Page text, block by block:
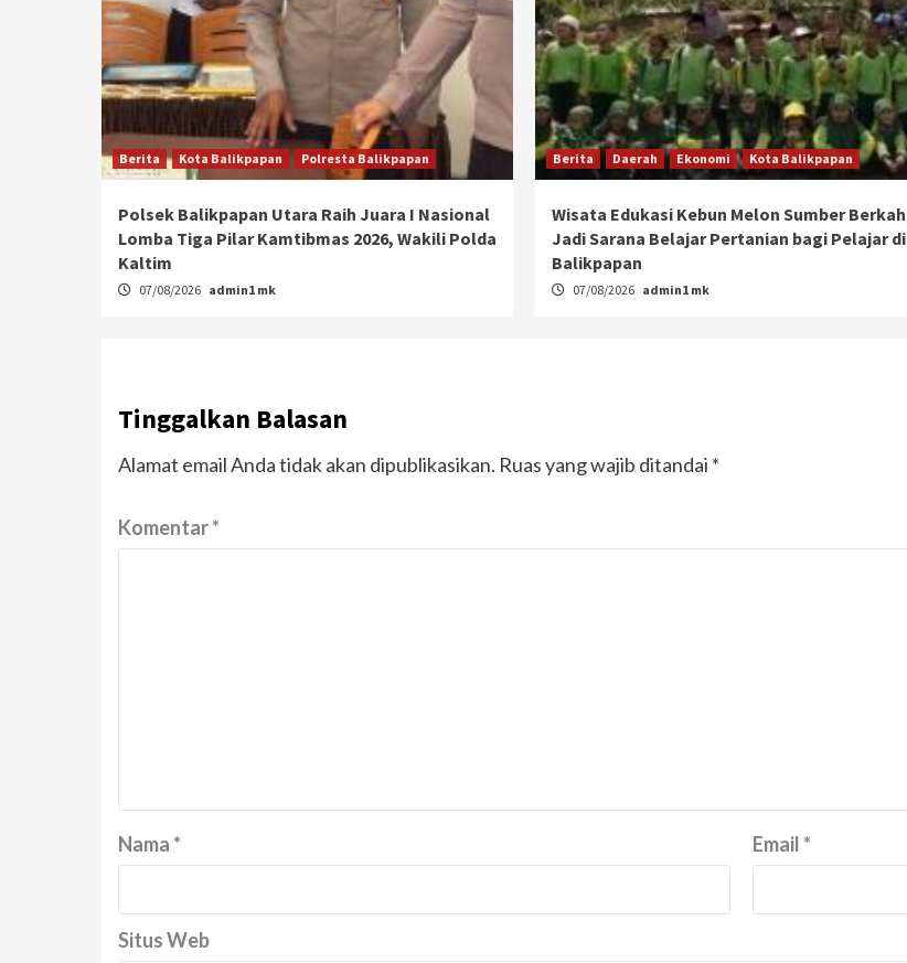
Berita Kota Balikpapan Polresta Balikpapan
Polsek Balikpapan Utara Raih Juara I Nasional
Lomba Tiga Pilar Kamtibmas 2026, Wakili Polda
Kaltim
07/08/2026 admin1 mk
Berita Daerah Ekonomi Kota Balikpapan
Wisata Edukasi Kebun Melon Sumber Berkah
Jadi Sarana Belajar Pertanian bagi Pelajar di
Balikpapan
07/08/2026 admin1 mk
Tinggalkan Balasan
Alamat email Anda tidak akan dipublikasikan. Ruas yang wajib ditandai *
Komentar*
Nama* Email*
Situs Web